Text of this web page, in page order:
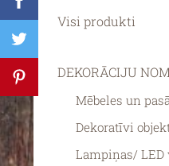
Visi produkti
DEKORĀCIJU
Mēbeles un
Dekoratīvi
Lampiņas/ LED